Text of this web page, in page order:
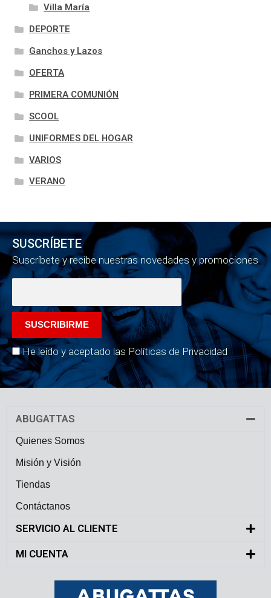
Villa María
DEPORTE
Ganchos y Lazos
OFERTA
PRIMERA COMUNIÓN
SCOOL
UNIFORMES DEL HOGAR
VARIOS
VERANO
SUSCRÍBETE
Suscríbete y recibe nuestras novedades y promociones
He leído y aceptado las Políticas de Privacidad
ABUGATTAS
Quienes Somos
Misión y Visión
Tiendas
Contáctanos
SERVICIO AL CLIENTE
MI CUENTA